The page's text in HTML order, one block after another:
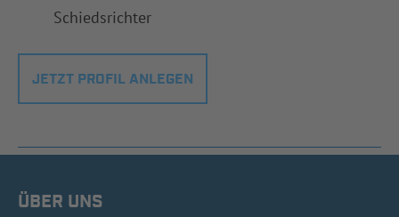
Schiedsrichter
JETZT PROFIL ANLEGEN
ÜBER UNS